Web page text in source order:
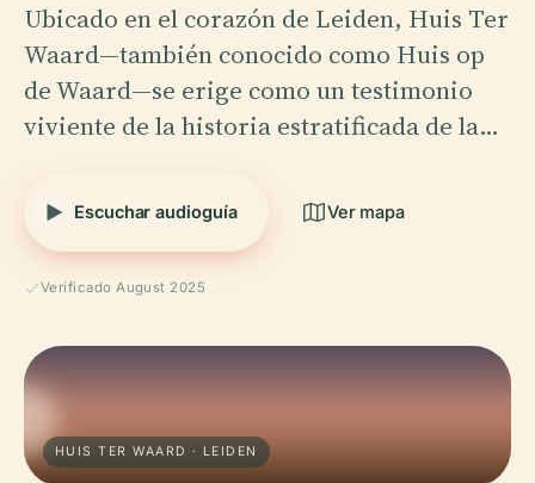
Ubicado en el corazón de Leiden, Huis Ter
Waard—también conocido como Huis op
de Waard—se erige como un testimonio
viviente de la historia estratificada de la…
Escuchar audioguía Ver mapa
Verificado August 2025
HUIS TER WAARD · LEIDEN